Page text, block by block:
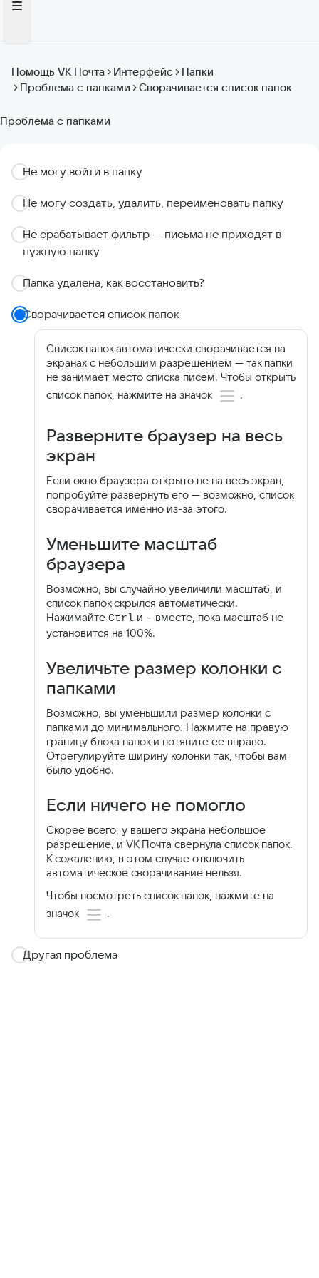
Помощь VK Почта Интерфейс
Папки
Проблема с папками
Сворачивается список папок
Проблема с папками
Не могу войти в папку
Не могу создать, удалить, переименовать папку
Не срабатывает фильтр — письма не приходят в
нужную папку
Папка удалена, как восстановить?
Сворачивается список папок
Список папок автоматически сворачивается на
экранах с небольшим разрешением — так папки
не занимает место списка писем. Чтобы открыть
список папок, нажмите на значок
.
Разверните браузер на весь
экран
Если окно браузера открыто не на весь экран,
попробуйте развернуть его — возможно, список
сворачивается именно из-за этого.
Уменьшите масштаб
браузера
Возможно, вы случайно увеличили масштаб, и
список папок скрылся автоматически.
Нажимайте Ctrl и - вместе, пока масштаб не
установится на 100%.
Увеличьте размер колонки с
папками
Возможно, вы уменьшили размер колонки с
папками до минимального. Нажмите на правую
границу блока папок и потяните ее вправо.
Отрегулируйте ширину колонки так, чтобы вам
было удобно.
Если ничего не помогло
Скорее всего, у вашего экрана небольшое
разрешение, и VK Почта свернула список папок.
К сожалению, в этом случае отключить
автоматическое сворачивание нельзя.
Чтобы посмотреть список папок, нажмите на
значок
.
Другая проблема